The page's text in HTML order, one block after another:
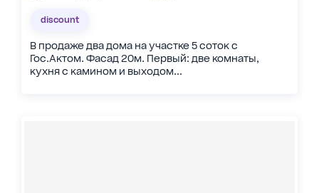
discount
В продаже два дома на участке 5 соток с
Гос.Актом. Фасад 20м. Первый: две комнаты,
кухня с камином и выходом...